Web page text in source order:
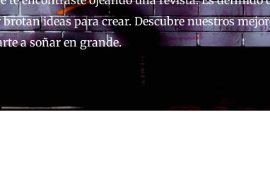
brotan ideas para crear. Descubre nuestros
a soñar en grande.